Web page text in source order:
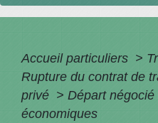
Accueil particuliers >
Rupture du contrat de
privé > Départ
économiques